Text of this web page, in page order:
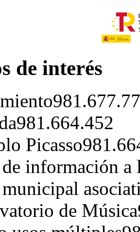
de interés
981.664.452
Picasso
información
de Música